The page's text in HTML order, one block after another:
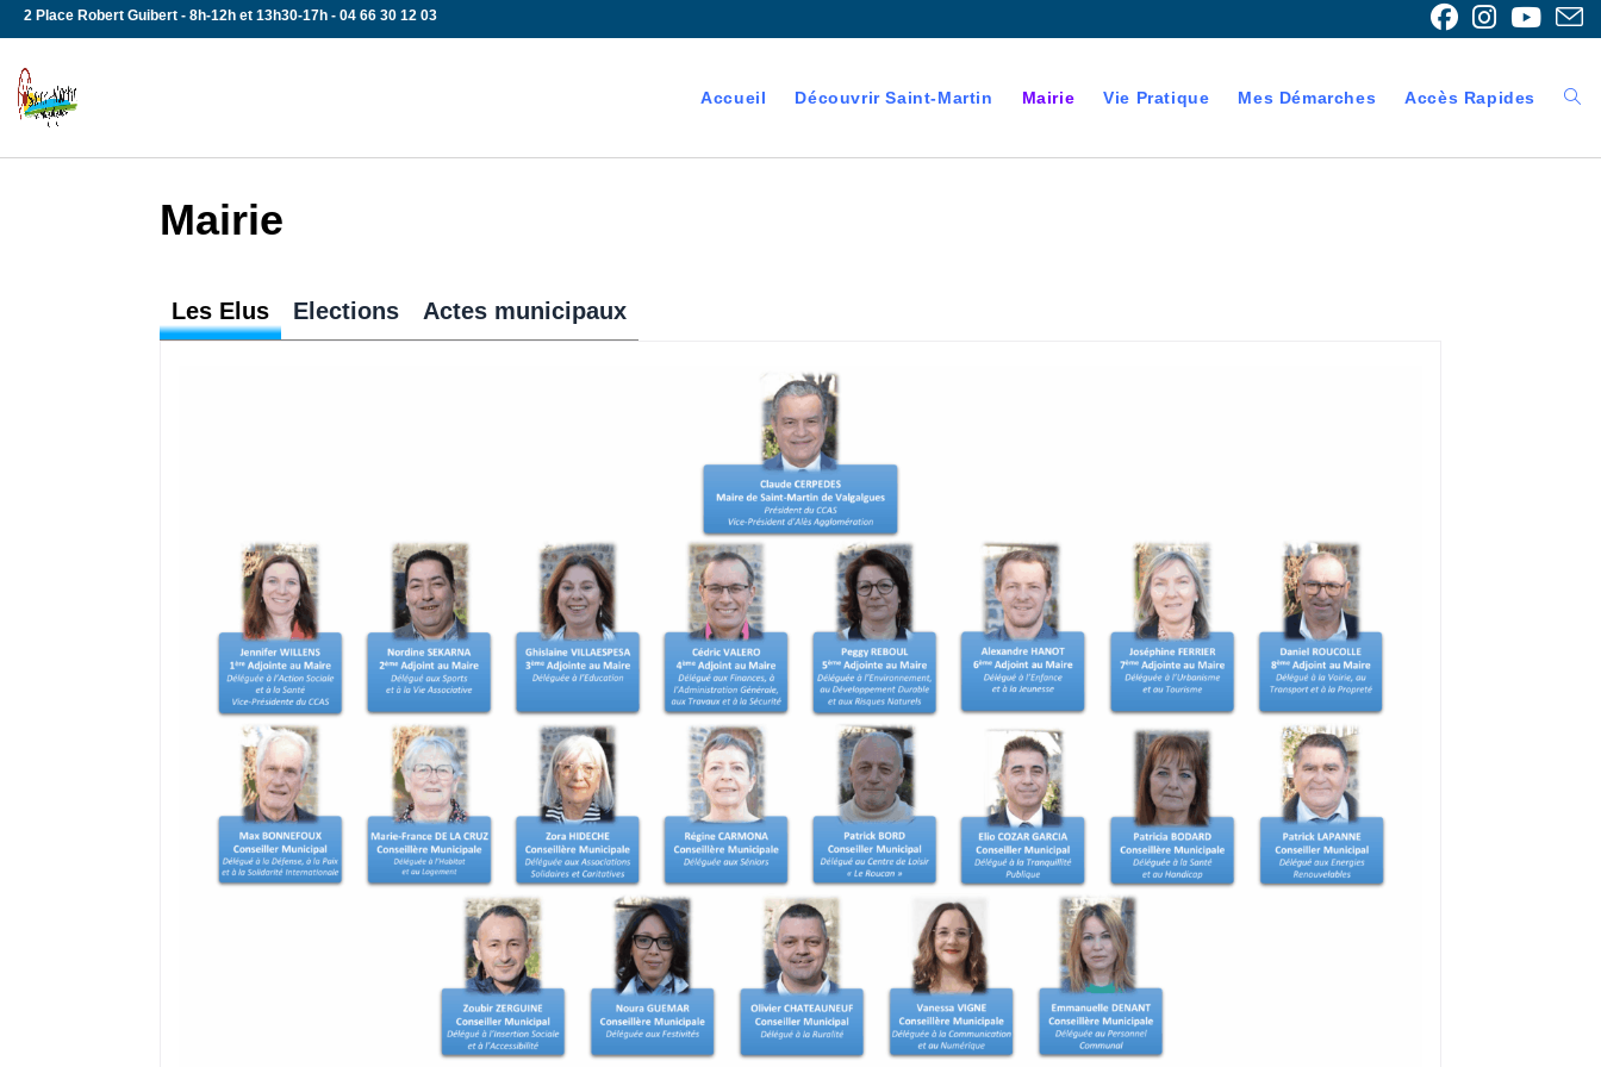
Skip
to
content
2 Place Robert Guibert - 8h-12h et 13h30-17h - 04 66 30 12 03
Accueil Découvrir Saint-Martin Mairie Vie Pratique Mes Démarches Accès Rapides
Mairie
Les Elus Elections Actes municipaux
Tous aux urnes !!! Chaque Français devenant majeur est
automatiquement inscrit sur les listes électorales de la commune
où il réside s’il a, préalablement, fait les démarches de
recensement citoyen dès l’âge de 16 ans. Une inscription d’office
peut ne pas être prise en compte du fait d’un recensement tardif
ou encore d’un déménagement après le recensement.
Dans ce cas, il convient de demander à être inscrit sur les listes
électorales auprès de sa mairie.